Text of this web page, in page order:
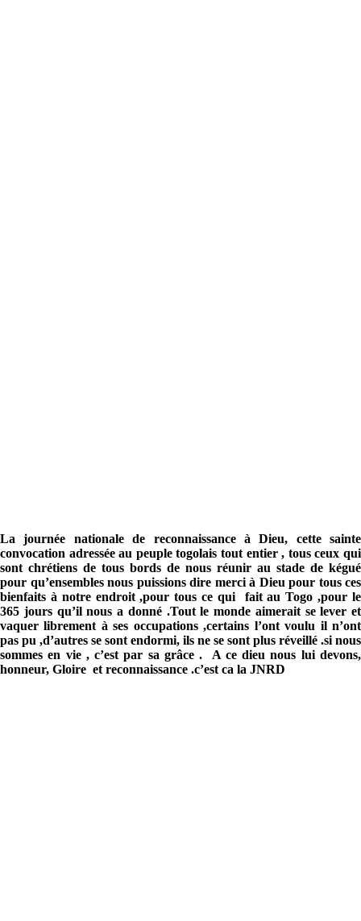
La journée nationale de reconnaissance à Dieu, cette sainte
convocation adressée au peuple togolais tout entier , tous ceux qui
sont chrétiens de tous bords de nous réunir au stade de kégué
pour qu’ensembles nous puissions dire merci à Dieu pour tous ces
bienfaits à notre endroit ,pour tous ce qui fait au Togo ,pour le
365 jours qu’il nous a donné .Tout le monde aimerait se lever et
vaquer librement à ses occupations ,certains l’ont voulu il n’ont
pas pu ,d’autres se sont endormi, ils ne se sont plus réveillé .si nous
sommes en vie , c’est par sa grâce . A ce dieu nous lui devons,
honneur, Gloire et reconnaissance .c’est ca la JNRD